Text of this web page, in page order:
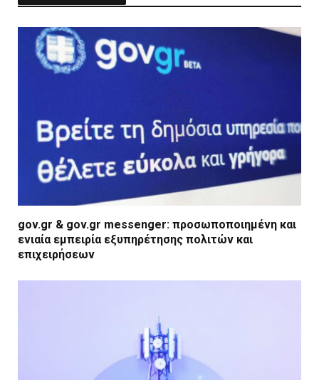
gov.gr & gov.gr messenger: προσωποποιημένη και
ενιαία εμπειρία εξυπηρέτησης πολιτών και
επιχειρήσεων